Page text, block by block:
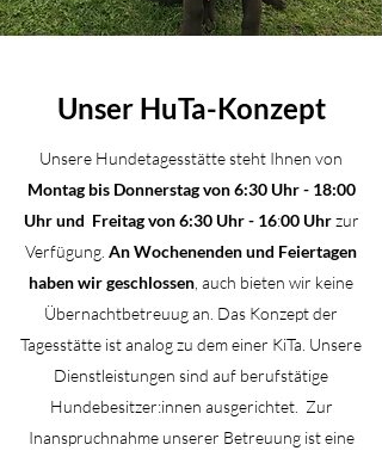
Unser HuTa-Konzept
Unsere Hundetagesstätte steht Ihnen von
Montag bis Donnerstag von 6:30 Uhr - 18:00
Uhr und Freitag von 6:30 Uhr - 16:00 Uhrzur
Verfügung. An Wochenenden und Feiertagen
haben wir geschlossen , auch bieten wir keine
Übernachtbetreuug an. Das Konzept der
Tagesstätte ist analog zu dem einer KiTa. Unsere
Dienstleistungen sind auf berufstätige
Hundebesitzer:innen ausgerichtet. Zur
Inanspruchnahme unserer Betreuung ist eine